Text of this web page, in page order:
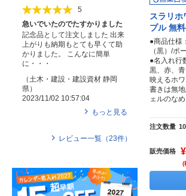
スラリ
プル 無
●商品仕様
（黒）/ボ
●名入れ行
黒、赤、
映えるホ
書きは無
ェルのな
注文数量
販売価格
(
5
急いでいたのでたすかりました
記念品として注文しました 出来
上がりも納期もとても早くて助
かりました。 こんなに簡単
に・・・
（ 土木・建設・建設資材 静岡
県 ）
2023/11/02 10:57:04
もっと見る
レビュー一覧（23件）